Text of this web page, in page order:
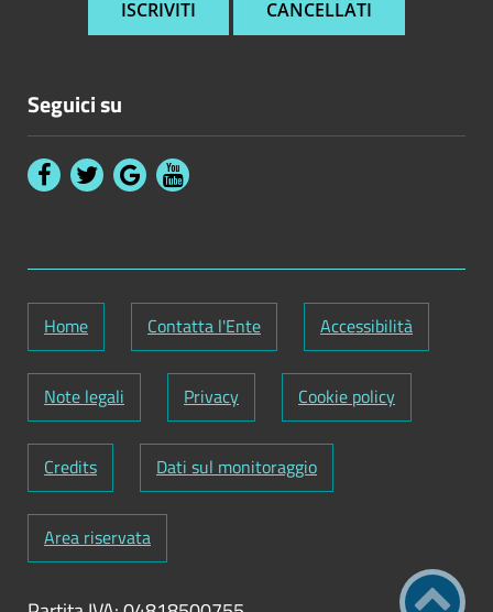
Seguici su
Home Contatta l'Ente Accessibilità
Note legali Privacy Cookie policy
Credits Dati sul monitoraggio
Area riservata